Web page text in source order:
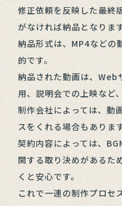
修正依頼を反映した最終
がなければ納品となりま
納品形式は、MP4などの
的です。
納品された動画は、Web
用、説明会での上映など
制作会社によっては、動
スをくれる場合もあります
契約内容によっては、
関する取り決めがあるた
くと安心です。
これで一連の制作プロセ